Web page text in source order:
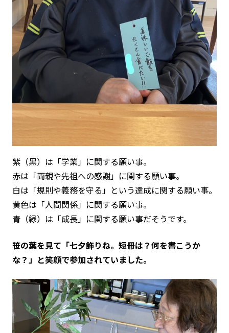
紫（黒）は「学業」に関する願い事。
赤は「両親や先祖への感謝」に関する願い事。
白は「規則や義務を守る」という達成に関する願い事。
黄色は「人間関係」に関する願い事。
青（緑）は「成長」に関する願い事だそうです。
笹の葉を見て「七夕飾りね。短冊は？何を書こうか
な？」と笑顔で参加されていました。